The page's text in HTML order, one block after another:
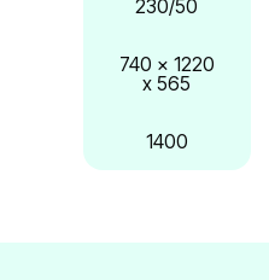
230/50
740 x 1220
x 565
1400